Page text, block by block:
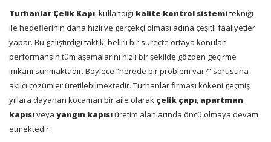
Turhanlar Çelik Kapı, kullandığı kalite kontrol sistemitekniği
ile hedeflerinin daha hızlı ve gerçekçi olması adına çeşitli faaliyetler
yapar. Bu geliştirdiği taktik, belirli bir süreçte ortaya konulan
performansın tüm aşamalarını hızlı bir şekilde gözden geçirme
imkanı sunmaktadır. Böylece “nerede bir problem var?” sorusuna
akılcı çözümler üretilebilmektedir. Turhanlar firması kökeni geçmiş
yıllara dayanan kocaman bir aile olarak çelik çapı, apartman
kapısıveya yangın kapısıüretim alanlarında öncü olmaya devam
etmektedir.